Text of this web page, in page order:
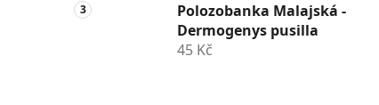
Polozobanka Malajská -
Dermogenys pusilla
45 Kč